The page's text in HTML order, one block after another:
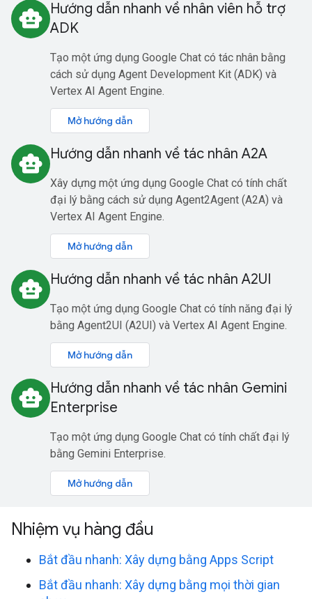
smart_toy Hướng dẫn nhanh về nhân viên hỗ trợ
ADK
Tạo một ứng dụng Google Chat có tác nhân bằng
cách sử dụng Agent Development Kit (ADK) và
Vertex AI Agent Engine.
Mở hướng dẫn
smart_toy Hướng dẫn nhanh về tác nhân A2A
Xây dựng một ứng dụng Google Chat có tính chất
đại lý bằng cách sử dụng Agent2Agent (A2A) và
Vertex AI Agent Engine.
Mở hướng dẫn
smart_toy Hướng dẫn nhanh về tác nhân A2UI
Tạo một ứng dụng Google Chat có tính năng đại lý
bằng Agent2UI (A2UI) và Vertex AI Agent Engine.
Mở hướng dẫn
smart_toy Hướng dẫn nhanh về tác nhân Gemini
Enterprise
Tạo một ứng dụng Google Chat có tính chất đại lý
bằng Gemini Enterprise.
Mở hướng dẫn
Nhiệm vụ hàng đầu
Bắt đầu nhanh: Xây dựng bằng Apps Script
Bắt đầu nhanh: Xây dựng bằng mọi thời gian